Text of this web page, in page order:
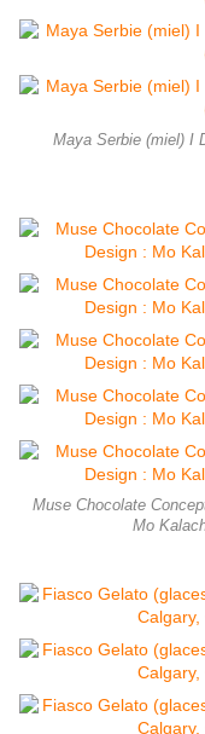
Maya Serbie (miel) I
Muse Chocolate
Mo